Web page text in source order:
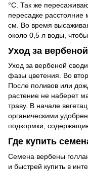
°С. Так же
пересадке
см. Во время
около 0,5 л воды,
Уход за вербеной
Уход за вербеной
фазы цветения. Во
После поливов или
растение не наберет
траву. В начале
органическими
подкормки,
Где купить
Семена вербены
и быстрей купить в